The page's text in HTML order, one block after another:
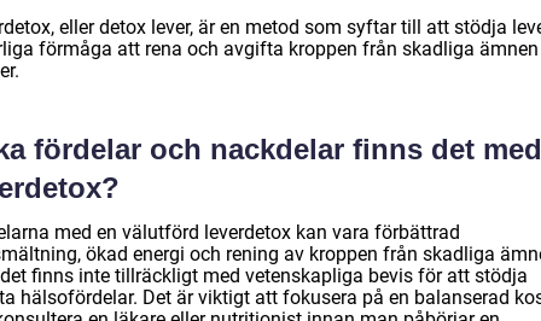
eller detox lever, är en metod som syftar till att stödja
förmåga att rena och avgifta kroppen från skadliga
fördelar och nackdelar finns det med
med en välutförd leverdetox kan vara förbättrad
ökad energi och rening av kroppen från skadliga
finns inte tillräckligt med vetenskapliga bevis för att stödja
hälsofördelar. Det är viktigt att fokusera på en balanserad